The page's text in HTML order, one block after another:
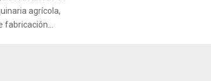
agrícola,
fabricación...